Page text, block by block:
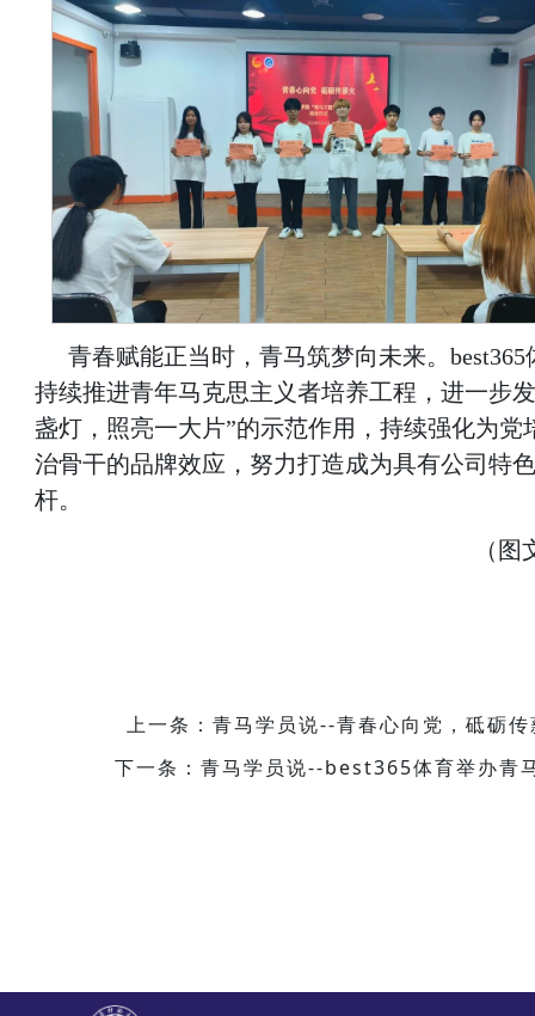
青春赋能正当时，青马筑梦向未来。best365
持续推进青年马克思主义者培养工程，进一步
盏灯，照亮一大片”的示范作用，持续强化为党
治骨干的品牌效应，努力打造成为具有公司特
杆。
（
上一条：青马学员说--青春心向党，砥砺
下一条：青马学员说--best365体育举办青